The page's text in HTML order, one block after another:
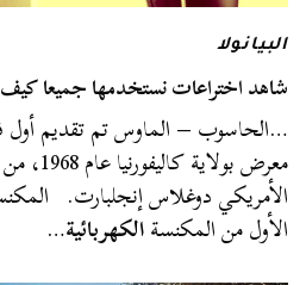
البيانولا
شاهد اختراعات نستخدمها جميعا
…الحاسوب – الماوس تم تقديم أول
معرض
الأمريكي دوغلاس إنجلبارت.
الأول من المكنسةالكهربائية…